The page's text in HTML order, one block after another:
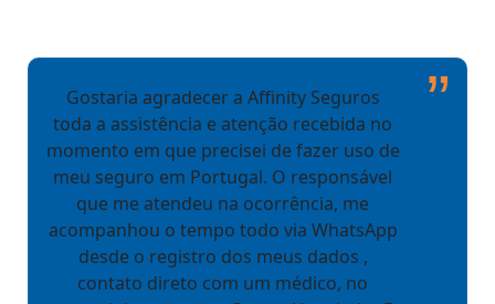
Gostaria agradecer a Affinity Seguros
toda a assistência e atenção recebida no
momento em que precisei de fazer uso de
meu seguro em Portugal. O responsável
que me atendeu na ocorrência, me
acompanhou o tempo todo via WhatsApp
desde o registro dos meus dados ,
contato direto com um médico, no
”